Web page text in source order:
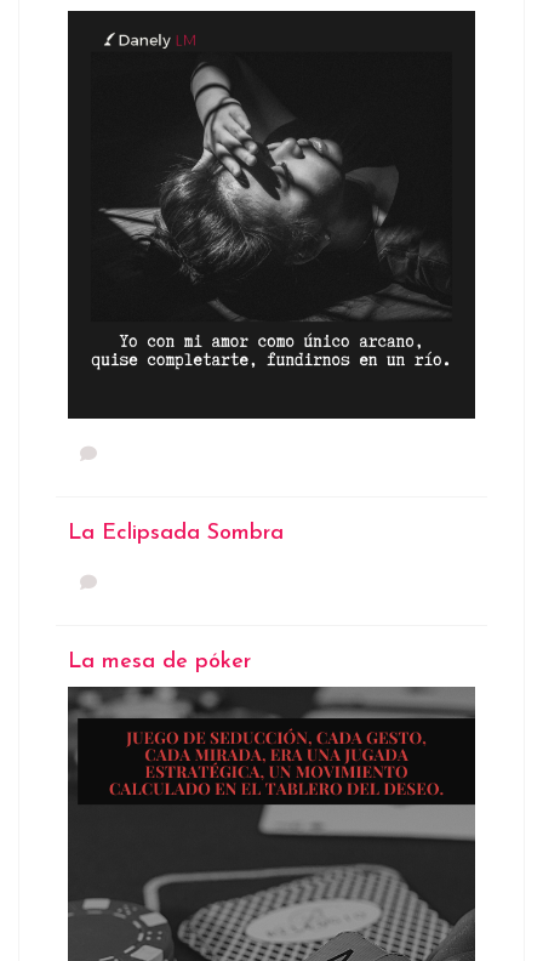
La Eclipsada Sombra
La mesa de póker